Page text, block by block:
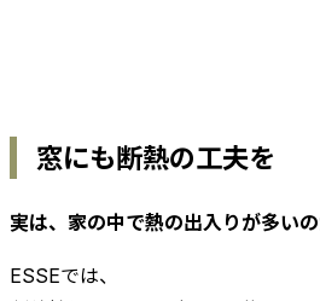
窓にも断熱の工夫を
実は、家の中で熱の出入りが多いの
ESSEでは、